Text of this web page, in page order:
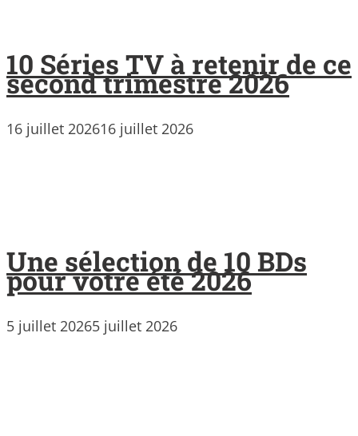
10 Séries TV à retenir de ce
second trimestre 2026
16 juillet 202616 juillet 2026
Une sélection de 10 BDs
pour votre été 2026
5 juillet 20265 juillet 2026